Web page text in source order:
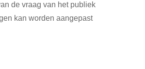
de vraag van het publiek
kan worden aangepast